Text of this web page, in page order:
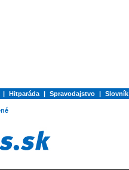
| Hitparáda | Spravodajstvo | Slovník